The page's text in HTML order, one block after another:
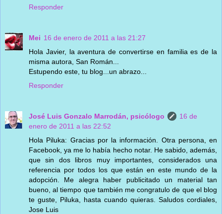
Responder
Mei 16 de enero de 2011 a las 21:27
Hola Javier, la aventura de convertirse en familia es de la
misma autora, San Román...
Estupendo este, tu blog...un abrazo...
Responder
José Luis Gonzalo Marrodán, psicólogo
16 de
enero de 2011 a las 22:52
Hola Piluka: Gracias por la información. Otra persona, en
Facebook, ya me lo había hecho notar. He sabido, además,
que sin dos libros muy importantes, considerados una
referencia por todos los que están en este mundo de la
adopción. Me alegra haber publicitado un material tan
bueno, al tiempo que también me congratulo de que el blog
te guste, Piluka, hasta cuando quieras. Saludos cordiales,
Jose Luis